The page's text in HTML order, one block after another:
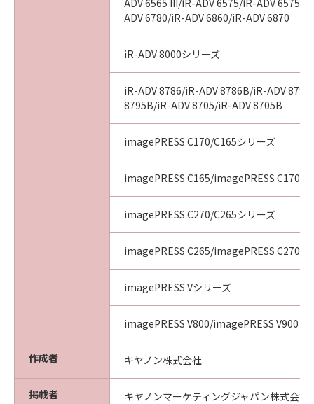
ADV 6565 III/iR-ADV 6575/iR-ADV 6575
ADV 6780/iR-ADV 6860/iR-ADV 6870
iR-ADV 8000シリーズ
iR-ADV 8786/iR-ADV 8786B/iR-ADV
8795B/iR-ADV 8705/iR-ADV 8705B
imagePRESS C170/C165シリーズ
imagePRESS C165/imagePRESS C170
imagePRESS C270/C265シリーズ
imagePRESS C265/imagePRESS C270
imagePRESS Vシリーズ
imagePRESS V800/imagePRESS V900
作成者 キヤノン株式会社
掲載者 キヤノンマーケティングジャパン株式会社